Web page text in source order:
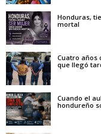
Honduras,
mortal
Cuatro años
que llegó
Cuando el
hondureño